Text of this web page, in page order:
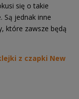
się o takie
Są jednak inne
które zawsze będą
z czapki New